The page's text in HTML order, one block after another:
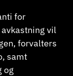
for
vil
forvalters
samt
og